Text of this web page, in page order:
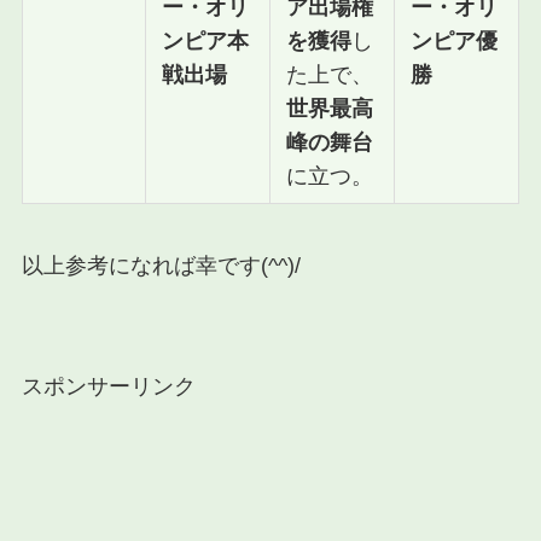
ー・オリ
ンピア本
戦出場
ア出場権
を獲得し
た上で、
世界最高
峰の舞台
に立つ。
ー・オリ
ンピア優
勝
以上参考になれば幸です(^^)/
スポンサーリンク